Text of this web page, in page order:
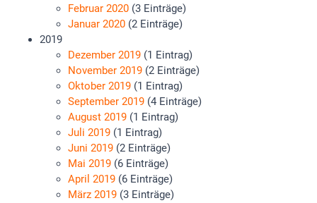
Februar 2020 (3 Einträge)
Januar 2020 (2 Einträge)
2019
Dezember 2019 (1 Eintrag)
November 2019 (2 Einträge)
Oktober 2019 (1 Eintrag)
September 2019 (4 Einträge)
August 2019 (1 Eintrag)
Juli 2019 (1 Eintrag)
Juni 2019 (2 Einträge)
Mai 2019 (6 Einträge)
April 2019 (6 Einträge)
März 2019 (3 Einträge)